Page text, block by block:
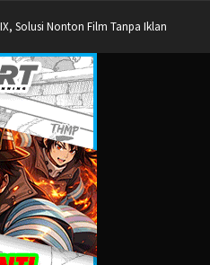
Solusi Nonton Film Tanpa Iklan